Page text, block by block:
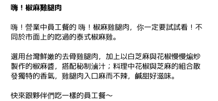
嗨！椒麻雞腿肉
嗨！營業中員工餐的 嗨！椒麻雞腿肉，你一定要試試看！不
同於市面上的吃過的泰式椒麻雞。
選用台灣鮮嫩的去骨雞腿肉，加上以白芝麻與花椒慢慢煸炒
製作的椒麻醬，搭配秘制滷汁；料理中花椒與芝麻的組合散
發獨特的香氣，雞腿肉入口麻而不辣，鹹甜好滋味。
快來跟夥伴們吃一樣的員工餐～